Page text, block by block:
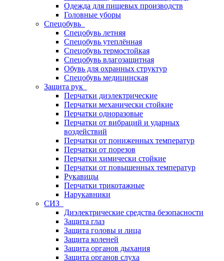
Одежда для пищевых производств
Головные уборы
Спецобувь
Спецобувь летняя
Спецобувь утеплённая
Спецобувь термостойкая
Спецобувь влагозащитная
Обувь для охранных структур
Спецобувь медицинская
Защита рук
Перчатки диэлектрические
Перчатки механически стойкие
Перчатки одноразовые
Перчатки от вибраций и ударных
воздействий
Перчатки от пониженных температур
Перчатки от порезов
Перчатки химически стойкие
Перчатки от повышенных температур
Рукавицы
Перчатки трикотажные
Нарукавники
СИЗ
Диэлектрические средства безопасности
Защита глаз
Защита головы и лица
Защита коленей
Защита органов дыхания
Защита органов слуха